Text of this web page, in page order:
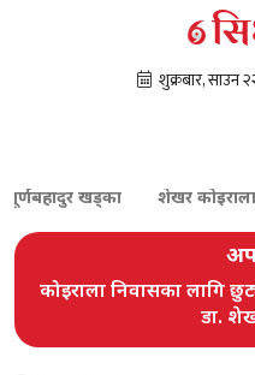
खड्का शेखर कोइराला
कोइराला निवासका लागि
डा.